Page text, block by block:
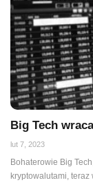
Big Tech
lut 7, 2023
Bohaterowie Big
kryptowalutami,